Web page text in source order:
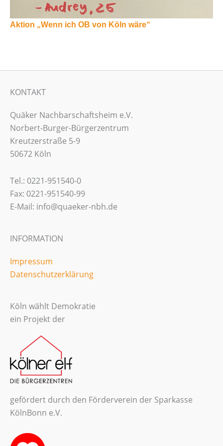
Aktion „Wenn ich OB von Köln wäre“
KONTAKT
Quäker Nachbarschaftsheim e.V.
Norbert-Burger-Bürgerzentrum
Kreutzerstraße 5-9
50672 Köln
Tel.: 0221-951540-0
Fax: 0221-951540-99
E-Mail: info@quaeker-nbh.de
INFORMATION
Impressum
Datenschutzerklärung
Köln wählt Demokratie
ein Projekt der
gefördert durch den Förderverein der Sparkasse
KölnBonn e.V.